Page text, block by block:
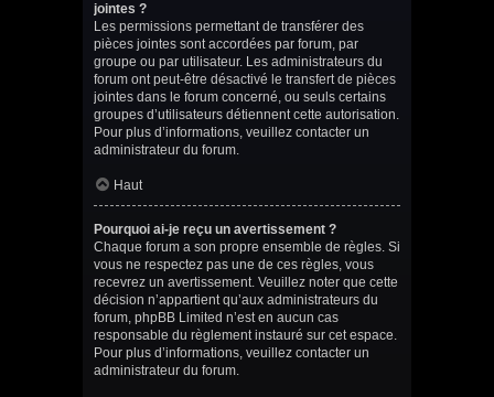
jointes ?
Les permissions permettant de transférer des
pièces jointes sont accordées par forum, par
groupe ou par utilisateur. Les administrateurs du
forum ont peut-être désactivé le transfert de pièces
jointes dans le forum concerné, ou seuls certains
groupes d’utilisateurs détiennent cette autorisation.
Pour plus d’informations, veuillez contacter un
administrateur du forum.
Haut
Pourquoi ai-je reçu un avertissement ?
Chaque forum a son propre ensemble de règles. Si
vous ne respectez pas une de ces règles, vous
recevrez un avertissement. Veuillez noter que cette
décision n’appartient qu’aux administrateurs du
forum, phpBB Limited n’est en aucun cas
responsable du règlement instauré sur cet espace.
Pour plus d’informations, veuillez contacter un
administrateur du forum.